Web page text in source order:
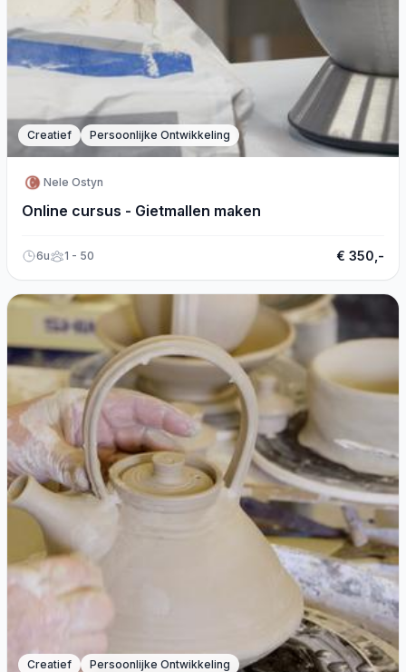
Creatief Persoonlijke Ontwikkeling
Nele Ostyn
Online cursus - Gietmallen maken
6u 1 - 50 € 350,-
Creatief Persoonlijke Ontwikkeling